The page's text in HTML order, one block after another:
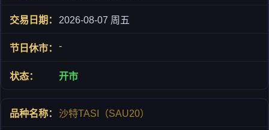
2026-08-07 周五
-
开市
沙特TASI（SAU20）